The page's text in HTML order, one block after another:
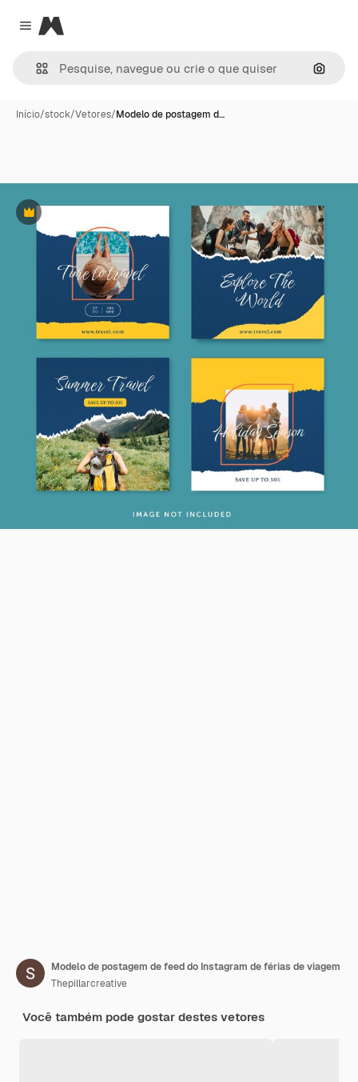
Close menu
Magnific
Início/stock/Vetores/Modelo de postagem d…
Premium
Modelo de postagem de feed do Instagram de férias de viagem
Thepillarcreative
Você também pode gostar destes vetores